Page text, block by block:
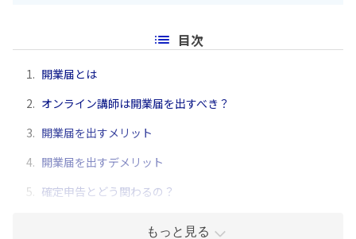
目次
1. 開業届とは
2. オンライン講師は開業届を出すべき？
3. 開業届を出すメリット
4. 開業届を出すデメリット
5.
確定申告とどう関わるの？
もっと見る